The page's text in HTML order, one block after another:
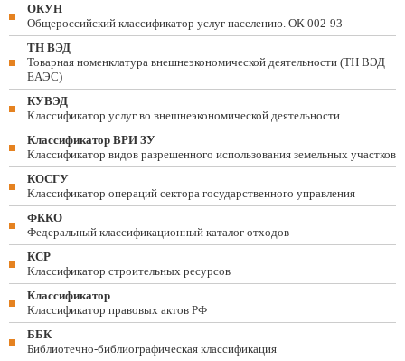
ОКУН
Общероссийский классификатор услуг населению. ОК 002-93
ТН ВЭД
Товарная номенклатура внешнеэкономической деятельности (ТН ВЭД
ЕАЭС)
КУВЭД
Классификатор услуг во внешнеэкономической деятельности
Классификатор ВРИ ЗУ
Классификатор видов разрешенного использования земельных участков
КОСГУ
Классификатор операций сектора государственного управления
ФККО
Федеральный классификационный каталог отходов
КСР
Классификатор строительных ресурсов
Классификатор
Классификатор правовых актов РФ
ББК
Библиотечно-библиографическая классификация